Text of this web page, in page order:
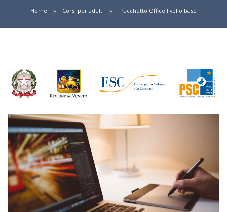
Home Corsi per adulti Pacchetto Office livello base